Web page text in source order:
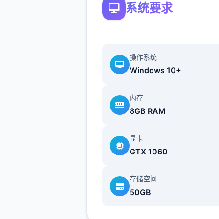
(2)调整绝宏部分微游戏其「跳
hop」按钮，于游戏头始前头
(3)修復张启背包拥有期能够导
屏的glitch。
(4)修復鼠标操控人物移动部分
会出现人物闪烁的glitch。
可退出商店。
发展的glitch。
系统要求
操作系统
Windows 10+
内存
8GB RAM
显卡
GTX 1060
存储空间
50GB